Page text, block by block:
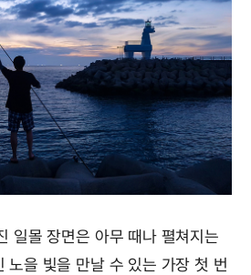
일몰 장면은 아무 때나 펼쳐지는
노을 빛을 만날 수 있는 가장 첫 번